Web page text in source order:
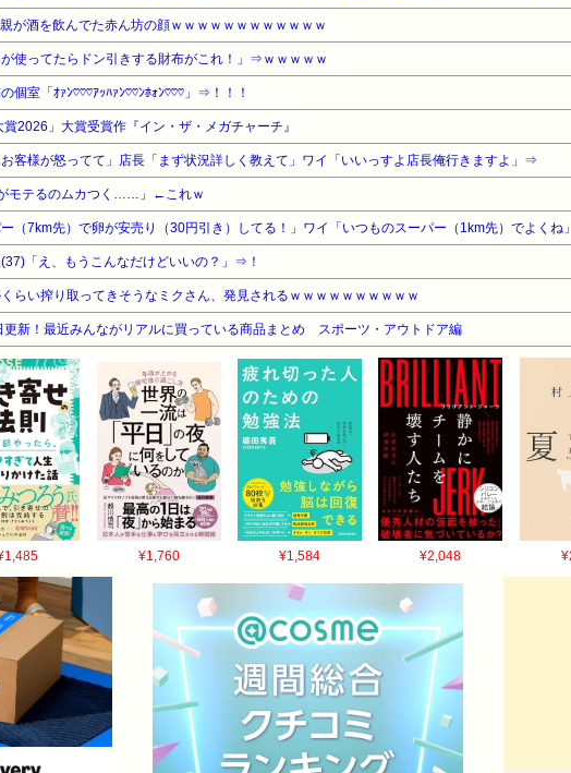
親が酒を飲んでた赤ん坊の顔ｗｗｗｗｗｗｗｗｗｗｗｗ
が使ってたらドン引きする財布がこれ！」⇒ｗｗｗｗｗ
個室「ｵｧﾝ♡♡♡ｱｯﾊｧﾝ♡♡ﾝﾎｫﾝ♡♡♡」⇒！！！
賞2026」大賞受賞作『イン・ザ・メガチャーチ』
客様が怒ってて」店長「まず状況詳しく教えて」ワイ「いいっすよ店長俺行きますよ」⇒
モテるのムカつく……」←これｗ
（7km先）で卵が安売り（30円引き）してる！」ワイ「いつものスーパー（1km先）でよくね
(37)「え、もうこんなだけどいいの？」⇒！
くらい搾り取ってきそうなミクさん、発見されるｗｗｗｗｗｗｗｗｗｗ
更新！最近みんながリアルに買っている商品まとめ スポーツ・アウトドア編
¥1,760 ¥1,584 ¥2,048